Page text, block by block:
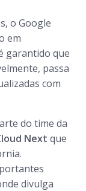
o Google
em
garantido que
passa
com
do time da
Next que
divulga